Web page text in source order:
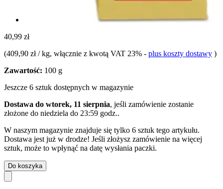
40,99 zł
(409,90 zł / kg, włącznie z kwotą VAT 23% - plus koszty dostawy )
Zawartość: 100 g
Jeszcze 6 sztuk dostępnych w magazynie
Dostawa do wtorek, 11 sierpnia, jeśli zamówienie zostanie
złożone do niedziela do 23:59 godz..
W naszym magazynie znajduje się tylko 6 sztuk tego artykułu.
Dostawa jest już w drodze! Jeśli złożysz zamówienie na więcej
sztuk, może to wpłynąć na datę wysłania paczki.
Do koszyka